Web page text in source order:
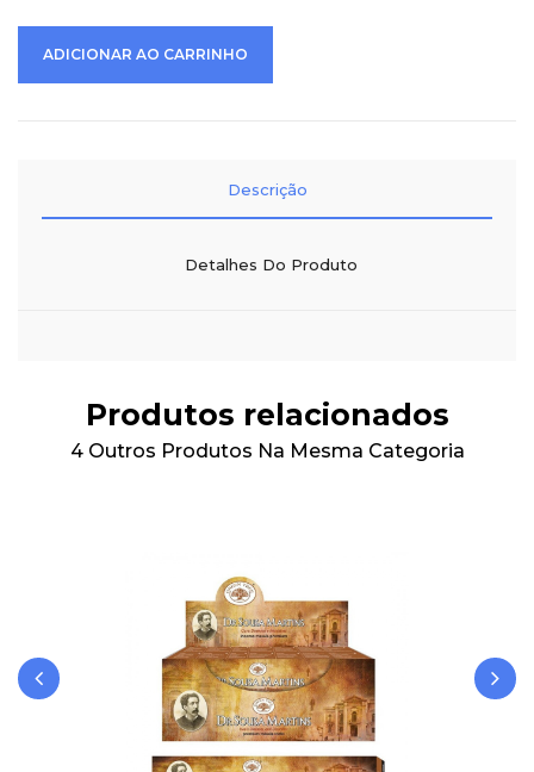
ADICIONAR AO CARRINHO
Descrição
Detalhes Do Produto
Produtos relacionados
4 Outros Produtos Na Mesma Categoria